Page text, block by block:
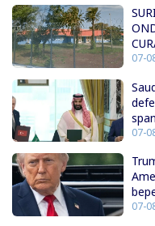
07-
07-
07-